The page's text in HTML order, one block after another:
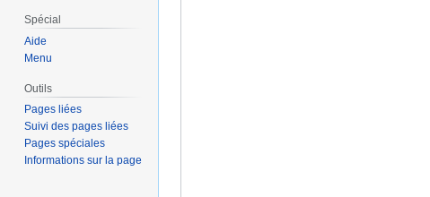
Spécial
Aide
Menu
Outils
Pages liées
Suivi des pages liées
Pages spéciales
Informations sur la page